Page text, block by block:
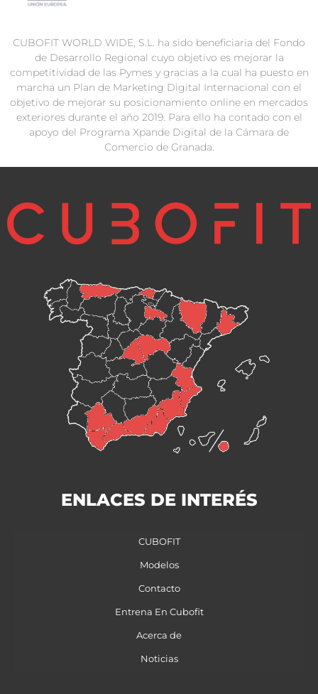
CUBOFIT WORLD WIDE, S.L. ha sido beneficiaria del Fondo
de Desarrollo Regional cuyo objetivo es mejorar la
competitividad de las Pymes y gracias a la cual ha puesto en
marcha un Plan de Marketing Digital Internacional con el
objetivo de mejorar su posicionamiento online en mercados
exteriores durante el año 2019. Para ello ha contado con el
apoyo del Programa Xpande Digital de la Cámara de
Comercio de Granada.
ENLACES DE INTERÉS
CUBOFIT
Modelos
Contacto
Entrena En Cubofit
Acerca de
Noticias